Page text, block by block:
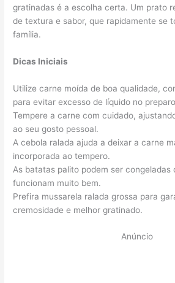
gratinadas é a escolha certa. Um prato
de textura e sabor, que rapidamente se
família.
Dicas Iniciais
Utilize carne moída de boa qualidade,
para evitar excesso de líquido no
Tempere a carne com cuidado,
ao seu gosto pessoal.
A cebola ralada ajuda a deixar a carne
incorporada ao tempero.
As batatas palito podem ser congeladas
funcionam muito bem.
Prefira mussarela ralada grossa para
cremosidade e melhor gratinado.
Anúncio